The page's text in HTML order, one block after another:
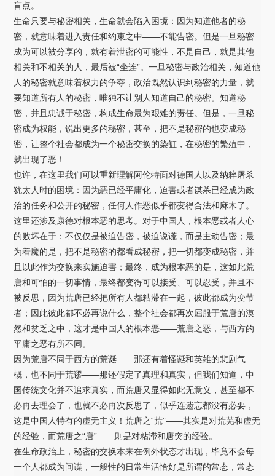
盲点。
生命只要与秘密相关，生命就会陷入困境：因为知道他者的秘
密，就意味着进入责任和约束之中——不能告密。但是一旦秘密
成为可以被分享的，就有着泄密的可能性，不是自己，就是其他
相关和不相关的人，最后被“坐连”。一旦秘密与政治相关，知道他
人的秘密就意味着权力的争夺，政治既然认识到秘密的力量，就
要知道所有人的秘密，唯独不让别人知道自己的秘密。知道秘
密，并且忠诚于秘密，构成生命最为艰难的责任。但是，一旦秘
密成为权能，说出更多的秘密，甚至，把不是秘密的也变成秘
密，让整个社会都成为一个秘密交换的染缸，在秘密的繁殖中，
就出现了恶！
也许，在这里我们可以重新理解阿伦特面对德国人以及纳粹屠杀
犹太人时的困境：因为恶已经平庸化，迫害或者谋杀已经成为政
治的任务和公开的秘密，任何人作恶似乎都变得合法和麻木了。
这里还涉及康德对根本恶的思考。对于中国人，根本恶或者人心
的败坏在于：不仅仅是被迫告密，被迫说谎，而是主动告密；最
为着魔的是，把不是秘密的都看成秘密，把一切都变成秘密，并
且以此作为交换来实施迫害；最终，成为根本恶的是，这如此荒
唐和可怕的一切事情，最终都变得可以接受、可以忍受，并且不
被反思，因为荒唐已经把所有人都粘滞在一起，彼此都成为变节
者；因此彼此都不必再说什么，整个社会都再次屈服于荒唐的漠
然和贫乏之中，这才是中国人的根本恶——荒唐之恶，与西方的
平庸之恶有所不同。
因为荒唐不同于西方的荒诞——那还有着怪诞和英雄的悲剧气
概，也不同于荒谬——那还假定了真理和真实，但我们知道，中
国传统文化并不追求真实，而荒唐又显得如此无意义，甚至都不
必再去理会了，也就不必再次反思了，似乎连遗忘都没有必要，
这是中国人特有的虚无主义！荒唐之“荒”——其实是对荒芜和虚无
的经验，而荒唐之“唐”——则是对粘滞和唐突的经验。
在生命政治上，秘密的交换本来在例外状态才出现，毕竟不会每
一个人都成为间谍，一般性的日常生活恰好是所谓的常态，常态